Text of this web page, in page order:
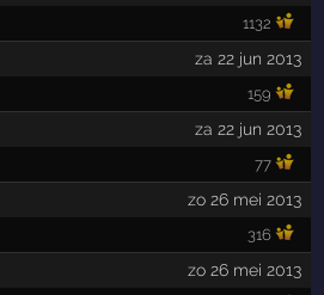
1132
za 22 jun 2013
159
za 22 jun 2013
77
zo 26 mei 2013
316
zo 26 mei 2013